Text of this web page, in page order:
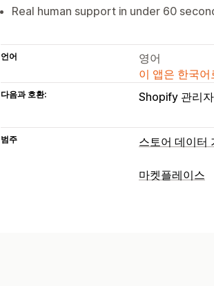
Real human support in under 60
언어
영어
이 앱은 한국
다음과 호환: Shopify 관리자
범주 스토어 데이터
데이터 동기화
마켓플레이스